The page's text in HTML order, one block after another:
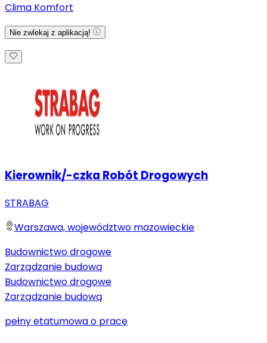
Clima Komfort
Nie zwlekaj z aplikacją!
Kierownik/-czka Robót Drogowych
STRABAG
Warszawa, województwo mazowieckie
Budownictwo drogowe
Zarządzanie budową
Budownictwo drogowe
Zarządzanie budową
pełny etatumowa o pracę